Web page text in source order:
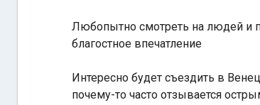
Любопытно смотреть на людей и
благостное впечатление
Интересно будет съездить в
почему-то часто отзывается